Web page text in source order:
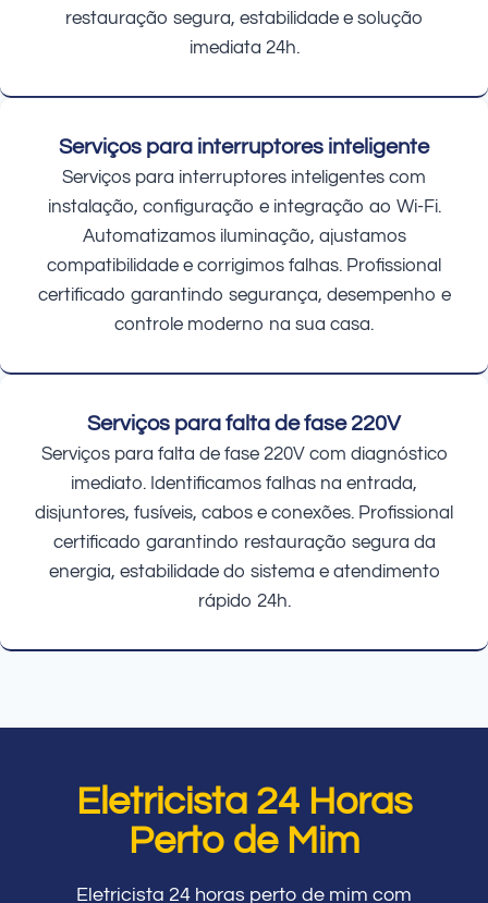
restauração segura, estabilidade e solução
imediata 24h.
Serviços para interruptores inteligente
Serviços para interruptores inteligentes com
instalação, configuração e integração ao Wi-Fi.
Automatizamos iluminação, ajustamos
compatibilidade e corrigimos falhas. Profissional
certificado garantindo segurança, desempenho e
controle moderno na sua casa.
Serviços para falta de fase 220V
Serviços para falta de fase 220V com diagnóstico
imediato. Identificamos falhas na entrada,
disjuntores, fusíveis, cabos e conexões. Profissional
certificado garantindo restauração segura da
energia, estabilidade do sistema e atendimento
rápido 24h.
Eletricista 24 Horas
Perto de Mim
Eletricista 24 horas perto de mim com